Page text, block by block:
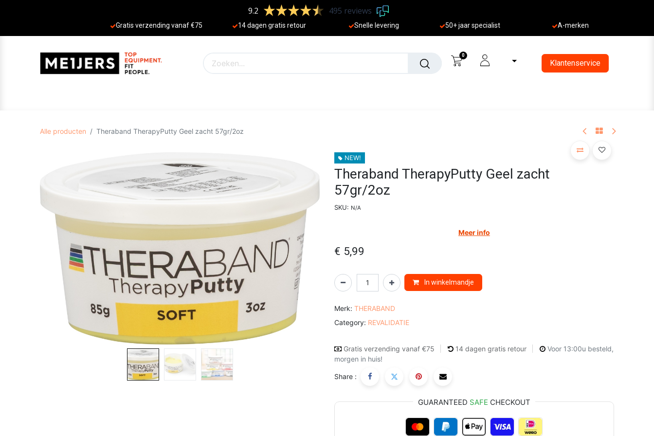
9.2 495 reviews
Gratis verzending vanaf €75 14 dagen gratis retour Sne lle levering 50+ jaar specialist A-merken
0
Klantenservice
Alle producten Theraband TherapyPutty Geel zacht 57gr/2oz
NEW!
Theraband TherapyPutty Geel zacht
57gr/2oz
SKU: N/A
Meer info
€ 5,99
In winkelmandje
Merk: THERABAND
Category: REVALIDATIE
Gratis verzending vanaf €75 14 dagen gratis retour
Voor 13:00u besteld,
morgen in huis!
Share :
GUARANTEED SAFE CHECKOUT